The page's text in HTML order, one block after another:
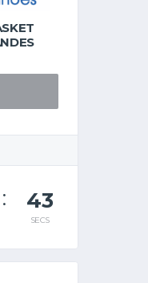
43
SECS